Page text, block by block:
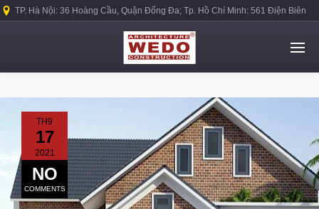
TP. Hà Nội: 36 Hoàng Cầu, Quận Đống Đa; Tp. Hồ Chí Minh: 561 Điện Biên
TH9
17
2021
NO
COMMENTS